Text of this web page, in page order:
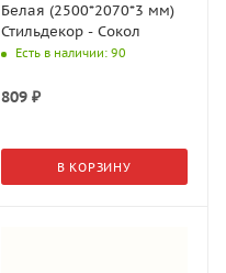
Белая (2500*2070*3 мм)
Стильдекор - Сокол
Есть в наличии: 90
809₽
В КОРЗИНУ